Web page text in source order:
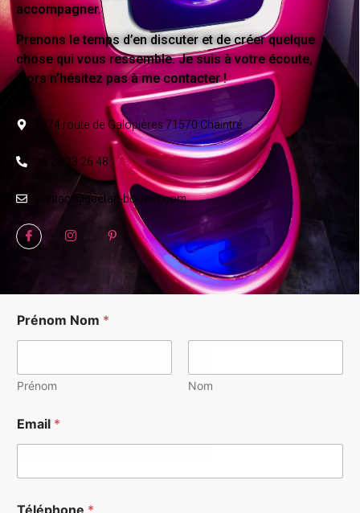
accompagner.
Prenons le temps d’en discuter et de créer quelque
chose qui vous ressemble. Je suis à votre écoute,
alors n’hésitez pas à me contacter !
1374 route de Galopières 71570 Chaintré
06 28 33 26 48
contact@gaetan-bouvier.com
Prénom Nom *
Prénom Nom
Email *
Téléphone *